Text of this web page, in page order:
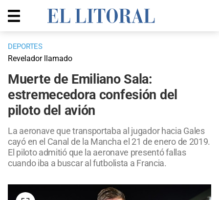
DEPORTES
Revelador llamado
Muerte de Emiliano Sala:
estremecedora confesión del
piloto del avión
La aeronave que transportaba al jugador hacia Gales
cayó en el Canal de la Mancha el 21 de enero de 2019.
El piloto admitió que la aeronave presentó fallas
cuando iba a buscar al futbolista a Francia.